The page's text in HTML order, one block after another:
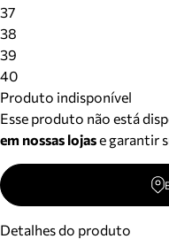
37
38
39
40
Produto indisponível
Esse produto não está
em nossas lojase garantir
Detalhes do produto